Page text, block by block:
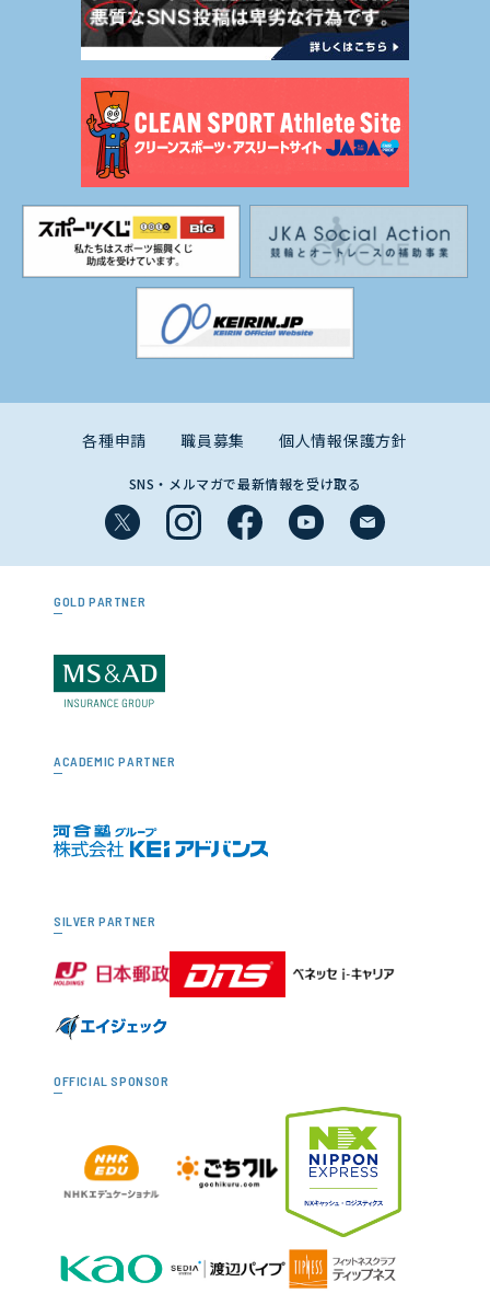
各種申請 職員募集 個人情報保護方針
SNS・メルマガで最新情報を受け取る
GOLD PARTNER
ACADEMIC PARTNER
SILVER PARTNER
OFFICIAL SPONSOR